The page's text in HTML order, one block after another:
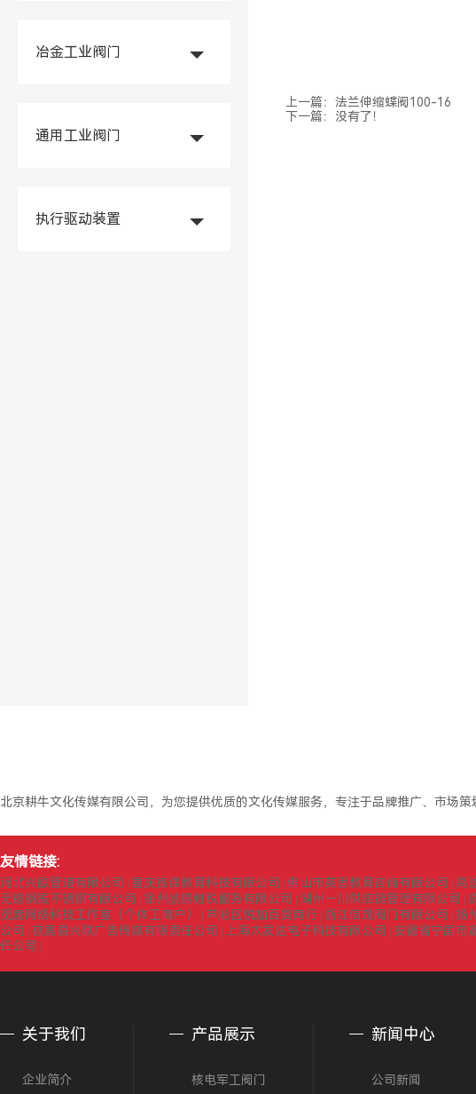
冶金工业阀门
通用工业阀门
执行驱动装置
上一篇： 法兰伸缩蝶阀100-16
下一篇：没有了！
北京耕牛文化传媒有限公司，为您提供优质的文化传媒服务，专注于品牌推广、市场策
友情链接:
河北兴欧管道有限公司 重庆拣课教育科技有限公司 佛山市英思教育咨询有限公司 高
无锡钢振不锈钢有限公司
徐州皓鹏财税服务有限公司 湖州一川供应链管理有限公司
觅渡网络科技工作室（个体工商户）
芦淞区悦加百货商行 浙江信茂阀门有限公司 扬
公司
获嘉县兴联广告传媒有限责任公司 上海太发达电子科技有限公司 安徽省宁国市
任公司
关于我们
企业简介
产品展示
核电军工阀门
新闻中心
公司新闻